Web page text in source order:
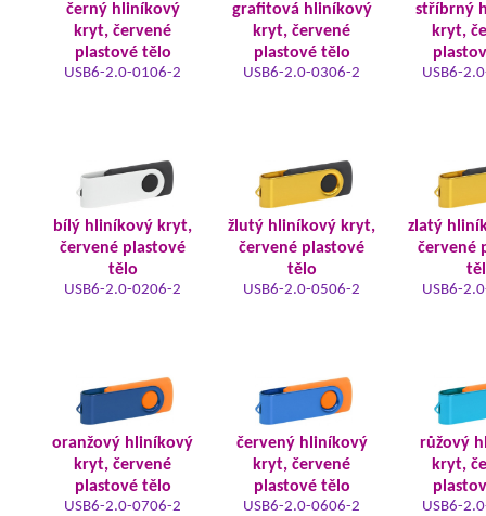
černý hliníkový
kryt, červené
plastové tělo
USB6-2.0-0106-2
grafitová hliníkový
kryt, červené
plastové tělo
USB6-2.0-0306-2
stříbrný
kryt,
USB6-
bílý hliníkový kryt,
červené plastové
tělo
USB6-2.0-0206-2
žlutý hliníkový kryt,
červené plastové
tělo
USB6-2.0-0506-2
zlatý
červené
USB6-
oranžový hliníkový
kryt, červené
plastové tělo
USB6-2.0-0706-2
červený hliníkový
kryt, červené
plastové tělo
USB6-2.0-0606-2
růžový
kryt,
USB6-